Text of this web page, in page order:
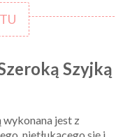
Szyjką
jest z